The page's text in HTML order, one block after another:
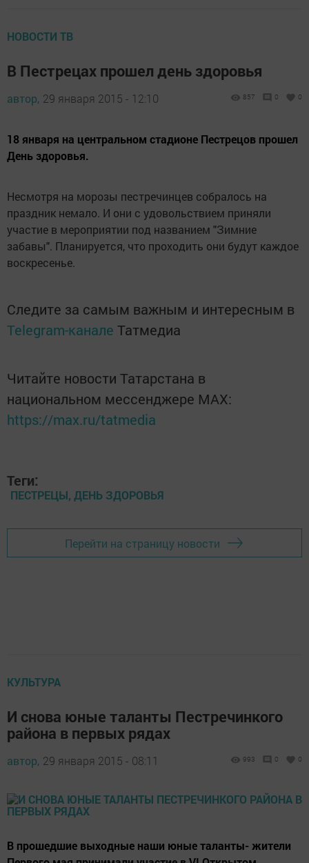
НОВОСТИ ТВ
В Пестрецах прошел день здоровья
автор, 29 января 2015 - 12:10 857 0 0
18 января на центральном стадионе Пестрецов прошел
День здоровья.
Несмотря на морозы пестречинцев собралось на
праздник немало. И они с удовольствием приняли
участие в мероприятии под названием "Зимние
забавы". Планируется, что проходить они будут каждое
воскресенье.
Следите за самым важным и интересным в
Telegram-канале Татмедиа
Читайте новости Татарстана в
национальном мессенджере MАХ:
https://max.ru/tatmedia
Теги:
ПЕСТРЕЦЫ, ДЕНЬ ЗДОРОВЬЯ
Перейти на страницу новости
КУЛЬТУРА
И снова юные таланты Пестречинкого
района в первых рядах
автор, 29 января 2015 - 08:11 993 0 0
В прошедшие выходные наши юные таланты- жители